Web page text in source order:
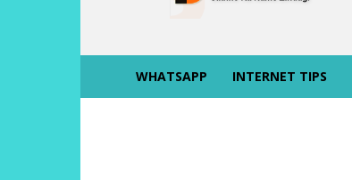
WHATSAPP INTERNET TIPS